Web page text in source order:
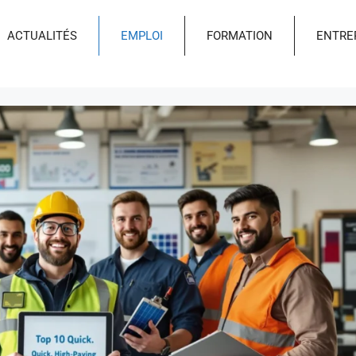
ACTUALITÉS EMPLOI FORMATION